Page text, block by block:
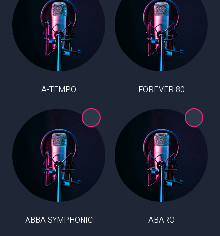
80 FOREVER
A-TEMPO
ABARO
ABBA SYMPHONIC